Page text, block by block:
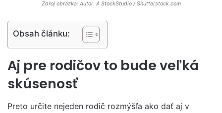
Zdroj obrázka: Autor: A StockStudio / Shutterstock.com
Obsah článku:
Aj pre rodičov to bude veľká
skúsenosť
Preto určite nejeden rodič rozmýšľa ako dať aj v